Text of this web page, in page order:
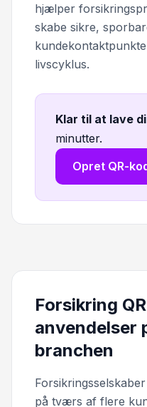
hjælper
skabe sikre,
livscyklus.
Klar til at lave
minutter.
Opret QR-
Forsikring
branchen
på tværs af flere